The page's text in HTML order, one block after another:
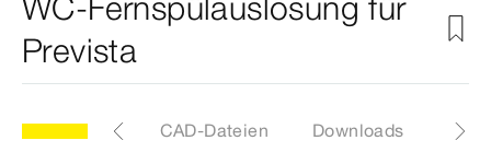
WC-Fernspülauslösung für
Prevista
Etiketten CAD-Dateien Downloads